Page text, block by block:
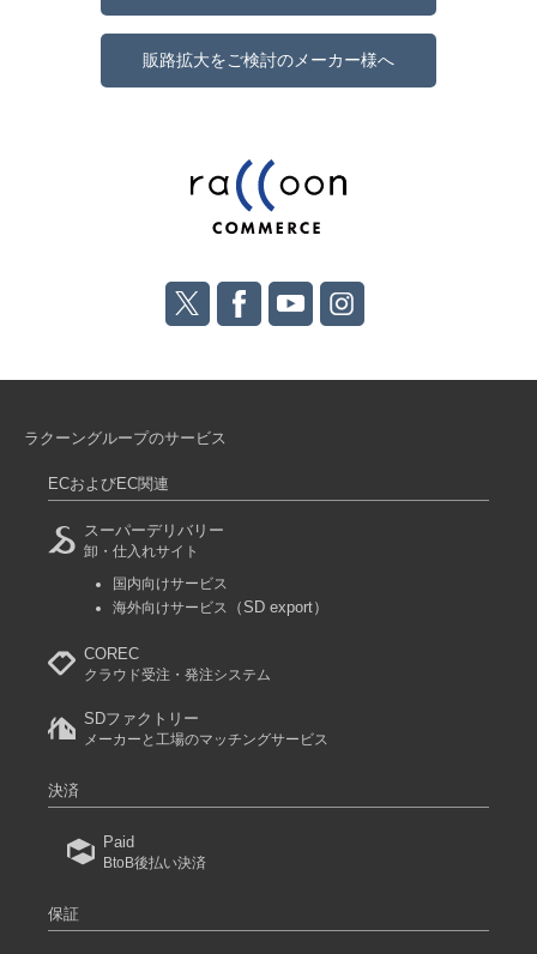
販路拡大をご検討のメーカー様へ
ラクーングループのサービス
ECおよびEC関連
スーパーデリバリー
卸・仕入れサイト
国内向けサービス
海外向けサービス
（SD export）
COREC
クラウド受注・発注システム
SDファクトリー
メーカーと工場のマッチングサービス
決済
Paid
BtoB後払い決済
保証